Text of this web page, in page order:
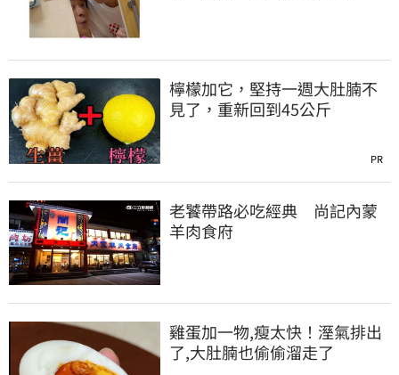
檸檬加它，堅持一週大肚腩不
見了，重新回到45公斤
PR
老饕帶路必吃經典 尚記內蒙
羊肉食府
雞蛋加一物,瘦太快！溼氣排出
了,大肚腩也偷偷溜走了